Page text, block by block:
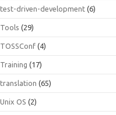
test-driven-development (6)
Tools (29)
TOSSConf (4)
Training (17)
translation (65)
Unix OS (2)